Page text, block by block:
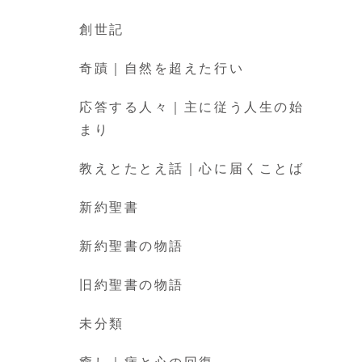
創世記
奇蹟｜自然を超えた行い
応答する人々｜主に従う人生の始
まり
教えとたとえ話｜心に届くことば
新約聖書
新約聖書の物語
旧約聖書の物語
未分類